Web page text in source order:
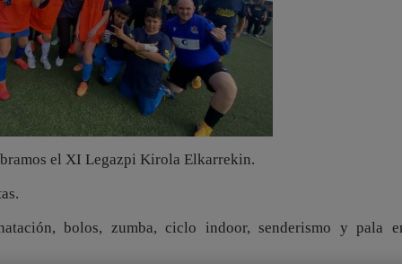
el XI Legazpi Kirola Elkarrekin.
bolos, zumba, ciclo indoor, senderismo y pala